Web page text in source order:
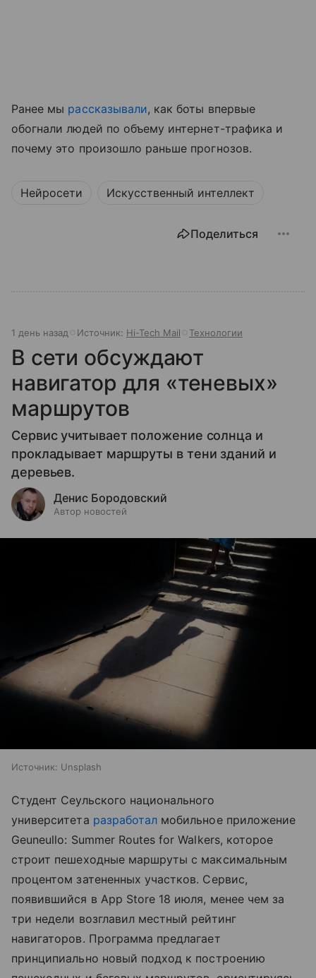
Ранее мы рассказывали, как боты впервые
обогнали людей по объему интернет-трафика и
почему это произошло раньше прогнозов.
Нейросети Искусственный интеллект
Поделиться
1 день назад Источник: Hi-Tech Mail Технологии
В сети обсуждают
навигатор для «теневых»
маршрутов
Сервис учитывает положение солнца и
прокладывает маршруты в тени зданий и
деревьев.
Денис Бородовский
Автор новостей
Источник: Unsplash
Студент Сеульского национального
университета разработал мобильное приложение
Geuneullo: Summer Routes for Walkers, которое
строит пешеходные маршруты с максимальным
процентом затененных участков. Сервис,
появившийся в App Store 18 июля, менее чем за
три недели возглавил местный рейтинг
навигаторов. Программа предлагает
принципиально новый подход к построению